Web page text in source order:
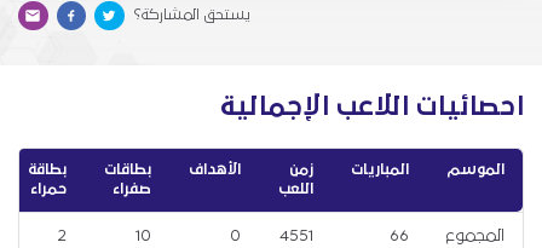
يستحق المشاركة؟
احصائيات اللاعب الإجمالية
الموسم المباريات
زمن
اللعب
الأهداف
بطاقات
صفراء
بطاقة
حمراء
المجموع 66
4551
0
10
2